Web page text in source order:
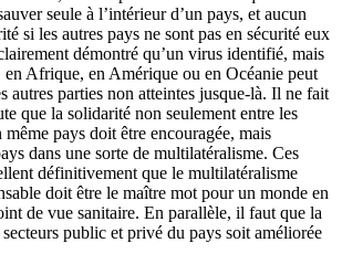
seule à l’intérieur d’un pays, et aucun
si les autres pays ne sont pas en sécurité eux
démontré qu’un virus identifié, mais
Afrique, en Amérique ou en Océanie peut
autres parties non atteintes jusque-là. Il ne fait
que la solidarité non seulement entre les
même pays doit être encouragée, mais
dans une sorte de multilatéralisme. Ces
définitivement que le multilatéralisme
doit être le maître mot pour un monde en
de vue sanitaire. En parallèle, il faut que la
public et privé du pays soit améliorée